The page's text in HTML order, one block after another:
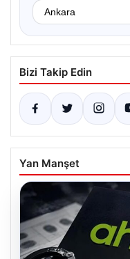
Bizi Takip Edin
Yan Manşet